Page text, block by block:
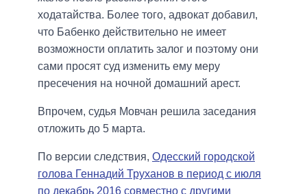
ходатайства. Более того, адвокат добавил,
что Бабенко действительно не имеет
возможности оплатить залог и поэтому они
сами просят суд изменить ему меру
пресечения на ночной домашний арест.
Впрочем, судья Мовчан решила заседания
отложить до 5 марта.
По версии следствия, Одесский городской
голова Геннадий Труханов в период с июля
по декабрь 2016 совместно с другими